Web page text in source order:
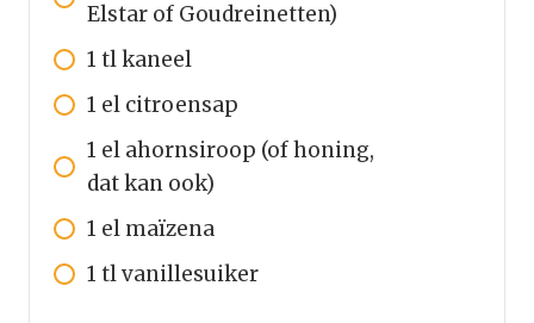
Elstar of Goudreinetten)
1 tlkaneel
1 el citroensap
1 el ahornsiroop (of honing,
dat kan ook)
1 el maïzena
1 tlvanillesuiker